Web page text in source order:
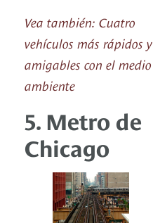
Vea también: Cuatro
vehículos más rápidos y
amigables con el medio
ambiente
5. Metro de
Chicago